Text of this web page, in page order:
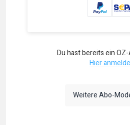
Du hast bereits ein
Hier
Weitere Abo-